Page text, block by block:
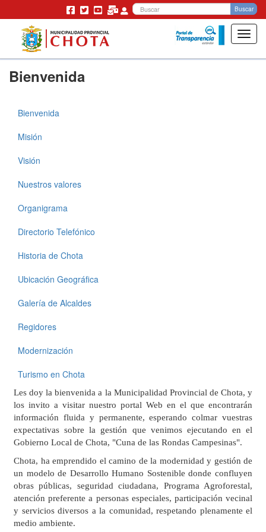
Pasar
Buscar
Bienvenida
Municipalidad
Bienvenida
Misión
Visión
Nuestros valores
Organigrama
Directorio Telefónico
Historia de Chota
Ubicación Geográfica
Galería de Alcaldes
Regidores
Modernización
Turismo en Chota
Les doy la bienvenida a la Municipalidad Provincial de Chota, y
los invito a visitar nuestro portal Web en el que encontrarán
información fluida y permanente, esperando colmar vuestras
expectativas sobre la gestión que venimos ejecutando en el
Gobierno Local de Chota, "Cuna de las Rondas Campesinas".
Chota, ha emprendido el camino de la modernidad y gestión de
un modelo de Desarrollo Humano Sostenible donde confluyen
obras públicas, seguridad ciudadana, Programa Agroforestal,
atención preferente a personas especiales, participación vecinal
y servicios diversos a la comunidad, respetando plenamente el
medio ambiente.